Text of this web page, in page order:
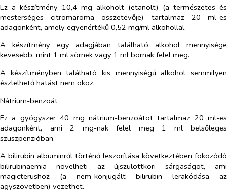
Ez a készítmény 10,4 mg alkoholt (etanolt) (a természetes és
mesterséges citromaroma összetevője) tartalmaz 20 ml-es
adagonként, amely egyenértékű 0,52 mg/ml alkohollal.
A készítmény egy adagjában található alkohol mennyisége
kevesebb, mint 1 ml sörnek vagy 1 ml bornak felel meg.
A készítményben található kis mennyiségű alkohol semmilyen
észlelhető hatást nem okoz.
Nátrium-benzoát
Ez a gyógyszer 40 mg nátrium-benzoátot tartalmaz 20 ml-es
adagonként, ami 2 mg-nak felel meg 1 ml belsőleges
szuszpenzióban.
A bilirubin albuminről történő leszorítása következtében fokozódó
bilirubinaemia növelheti az újszülöttkori sárgaságot, ami
magicterushoz (a nem-konjugált bilirubin lerakódása az
agyszövetben) vezethet.